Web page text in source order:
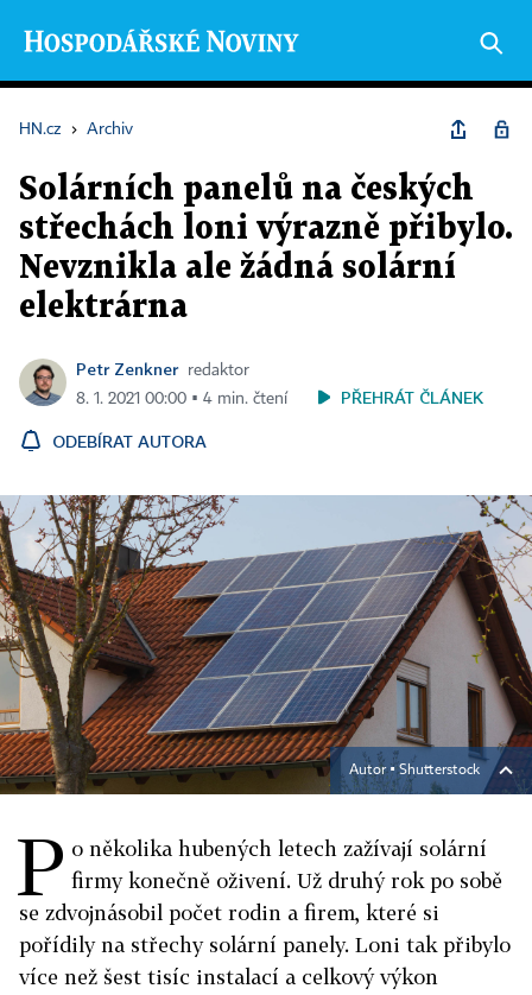
HN.cz › Archiv
Solárních panelů na českých
střechách loni výrazně přibylo.
Nevznikla ale žádná solární
elektrárna
Petr Zenkner
redaktor
8. 1. 2021 00:00 ▪ 4 min. čtení
PŘEHRÁT ČLÁNEK
ODEBÍRAT AUTORA
Autor ▪Shutterstock
P o několika hubených letech zažívají solární
firmy konečně oživení. Už druhý rok po sobě
se zdvojnásobil počet rodin a firem, které si
pořídily na střechy solární panely. Loni tak přibylo
více než šest tisíc instalací a celkový výkon